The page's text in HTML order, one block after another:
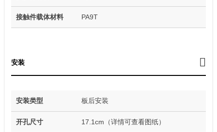
接触件载体材料 PA9T
安装
安装类型 板后安装
开孔尺寸 17.1cm（详情可查看图纸）